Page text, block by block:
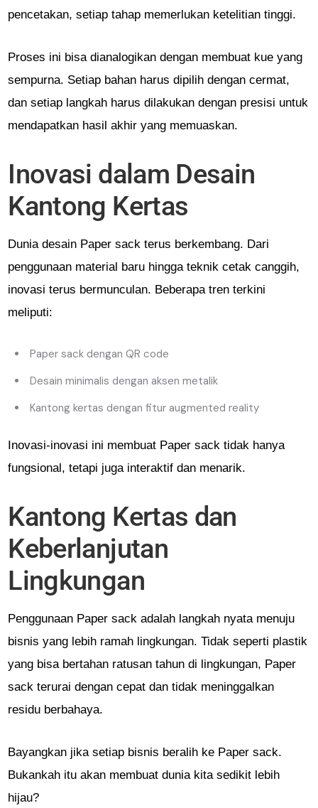
pencetakan, setiap tahap memerlukan ketelitian tinggi.
Proses ini bisa dianalogikan dengan membuat kue yang
sempurna. Setiap bahan harus dipilih dengan cermat,
dan setiap langkah harus dilakukan dengan presisi untuk
mendapatkan hasil akhir yang memuaskan.
Inovasi dalam Desain
Kantong Kertas
Dunia desain Paper sack terus berkembang. Dari
penggunaan material baru hingga teknik cetak canggih,
inovasi terus bermunculan. Beberapa tren terkini
meliputi:
Paper sack dengan QR code
Desain minimalis dengan aksen metalik
Kantong kertas dengan fitur augmented reality
Inovasi-inovasi ini membuat Paper sack tidak hanya
fungsional, tetapi juga interaktif dan menarik.
Kantong Kertas dan
Keberlanjutan
Lingkungan
Penggunaan Paper sack adalah langkah nyata menuju
bisnis yang lebih ramah lingkungan. Tidak seperti plastik
yang bisa bertahan ratusan tahun di lingkungan, Paper
sack terurai dengan cepat dan tidak meninggalkan
residu berbahaya.
Bayangkan jika setiap bisnis beralih ke Paper sack.
Bukankah itu akan membuat dunia kita sedikit lebih
hijau?